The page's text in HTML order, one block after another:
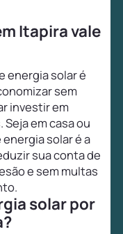
Itapira vale
energia solar é
sem
investir em
em casa ou
solar é a
sua conta de
e sem multas
solar por